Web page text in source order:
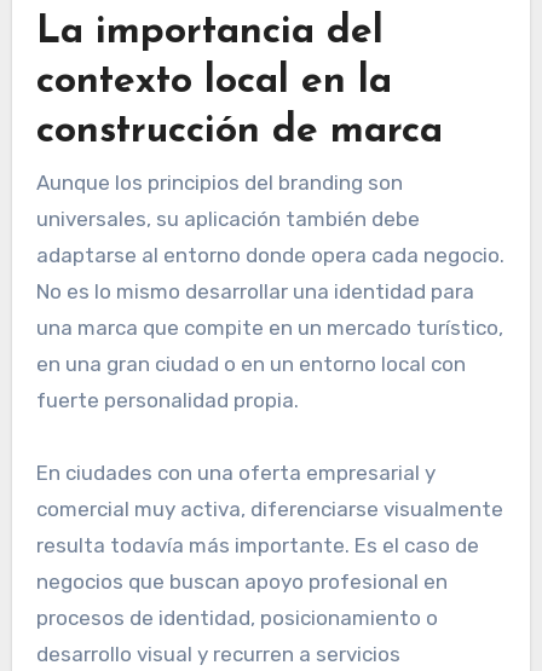
La importancia del
contexto local en la
construcción de marca
Aunque los principios del branding son
universales, su aplicación también debe
adaptarse al entorno donde opera cada negocio.
No es lo mismo desarrollar una identidad para
una marca que compite en un mercado turístico,
en una gran ciudad o en un entorno local con
fuerte personalidad propia.
En ciudades con una oferta empresarial y
comercial muy activa, diferenciarse visualmente
resulta todavía más importante. Es el caso de
negocios que buscan apoyo profesional en
procesos de identidad, posicionamiento o
desarrollo visual y recurren a servicios